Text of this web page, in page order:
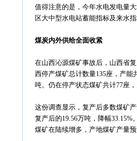
值得注意的是，今年水电发电量
区大中型水电站蓄能指标及来水
煤炭内外供给全面收紧
在山西沁源煤矿事故后，山西省
西停产煤矿总计数量135座，产能
吨。仍在停产状态煤矿共计77座，
这份调查显示，复产后多数煤矿
复产后的19.56万吨，降幅
煤矿在陆续增多，产地煤矿产量